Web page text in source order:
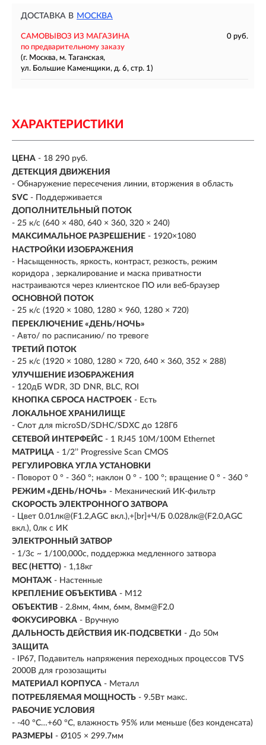
ДОСТАВКА В МОСКВА
САМОВЫВОЗ ИЗ МАГАЗИНА
0 руб.
по предварительному заказу
(г. Москва, м. Таганская,
ул. Большие Каменщики, д. 6, стр. 1)
ХАРАКТЕРИСТИКИ
ЦЕНА - 18 290 руб.
ДЕТЕКЦИЯ ДВИЖЕНИЯ
- Обнаружение пересечения линии, вторжения в область
SVC - Поддерживается
ДОПОЛНИТЕЛЬНЫЙ ПОТОК
- 25 к/с (640 × 480, 640 × 360, 320 × 240)
МАКСИМАЛЬНОЕ РАЗРЕШЕНИЕ - 1920×1080
НАСТРОЙКИ ИЗОБРАЖЕНИЯ
- Насыщенность, яркость, контраст, резкость, режим
коридора , зеркалирование и маска приватности
настраиваются через клиентское ПО или веб-браузер
ОСНОВНОЙ ПОТОК
- 25 к/с (1920 × 1080, 1280 × 960, 1280 × 720)
ПЕРЕКЛЮЧЕНИЕ «ДЕНЬ/НОЧЬ»
- Авто/ по расписанию/ по тревоге
ТРЕТИЙ ПОТОК
- 25 к/с (1920 × 1080, 1280 × 720, 640 × 360, 352 × 288)
УЛУЧШЕНИЕ ИЗОБРАЖЕНИЯ
- 120дБ WDR, 3D DNR, BLC, ROI
КНОПКА СБРОСА НАСТРОЕК - Есть
ЛОКАЛЬНОЕ ХРАНИЛИЩЕ
- Слот для microSD/SDHC/SDXC до 128Гб
СЕТЕВОЙ ИНТЕРФЕЙС - 1 RJ45 10M/100M Ethernet
МАТРИЦА - 1/2’’ Progressive Scan CMOS
РЕГУЛИРОВКА УГЛА УСТАНОВКИ
- Поворот 0 ° - 360 °; наклон 0 ° - 100 °; вращение 0 ° - 360 °
РЕЖИМ «ДЕНЬ/НОЧЬ» - Механический ИК-фильтр
СКОРОСТЬ ЭЛЕКТРОННОГО ЗАТВОРА
- Цвет 0.01лк@(F1.2,AGC вкл.),+[br]+Ч/Б 0.028лк@(F2.0,AGC
вкл.), 0лк с ИК
ЭЛЕКТРОННЫЙ ЗАТВОР
- 1/3с ~ 1/100,000с, поддержка медленного затвора
ВЕС (НЕТТО) - 1,18кг
МОНТАЖ - Настенные
КРЕПЛЕНИЕ ОБЪЕКТИВА - М12
ОБЪЕКТИВ - 2.8мм, 4мм, 6мм, 8мм@F2.0
ФОКУСИРОВКА - Вручную
ДАЛЬНОСТЬ ДЕЙСТВИЯ ИК-ПОДСВЕТКИ - До 50м
ЗАЩИТА
- IP67, Подавитель напряжения переходных процессов TVS
2000В для грозозащиты
МАТЕРИАЛ КОРПУСА - Металл
ПОТРЕБЛЯЕМАЯ МОЩНОСТЬ - 9.5Вт макс.
РАБОЧИЕ УСЛОВИЯ
- -40 °C…+60 °C, влажность 95% или меньше (без конденсата)
РАЗМЕРЫ
- Ø105 × 299.7мм